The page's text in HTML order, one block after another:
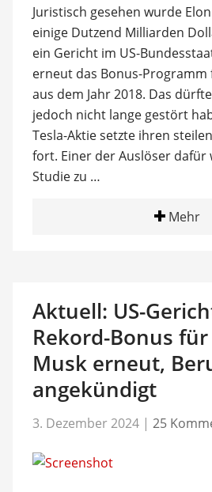
Juristisch gesehen wurde
einige Dutzend Milliarden
ein Gericht im US-
erneut das Bonus-Programm
aus dem Jahr 2018. Das
jedoch nicht lange gestört
Tesla-Aktie setzte ihren
fort. Einer der Auslöser dafür
Studie zu …
Mehr
Aktuell: US-
Rekord-Bonus für
Musk erneut,
angekündigt
3. Dezember 2024 | 25